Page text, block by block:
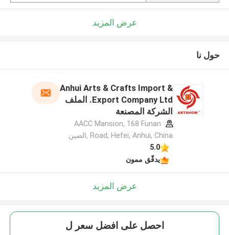
عرض المزيد
حول نا
Anhui Arts & Crafts Import &
Export Company Ltd. الملف
الشركة المصنعة
AACC Mansion, 168 Funan
Road, Hefei, Anhui, China ,الصين
5.0
يدقّق ممون
عرض المزيد
احصل على افضل سعر ل